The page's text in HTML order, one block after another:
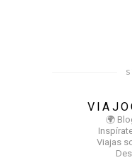
🌍
Viajas